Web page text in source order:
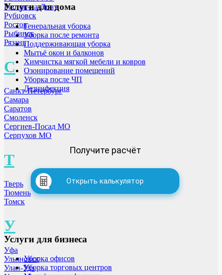
Ростов-на-Дону
Рубцовск
Ростов
Рыбинск
Рязань
С
Санкт-Петербург
Самара
Саратов
Смоленск
Сергиев-Посад МО
Серпухов МО
Т
Тверь
Тюмень
Томск
У
Уфа
Ульяновск
Улан-Удэ
Услуги для дома
Генеральная уборка
Уборка после ремонта
Поддерживающая уборка
Мытьё окон и балконов
Химчистка мягкой мебели и ковров
Озонирование помещений
Уборка после ЧП
Дезинфекция
Получите расчёт
Открыть калькулятор
Услуги для бизнеса
Уборка офисов
Уборка торговых центров